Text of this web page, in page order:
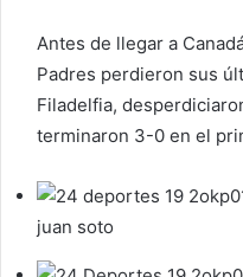
ó
n
i
c
Antes de llegar a
Padres perdieron sus
Filadelfia,
terminaron 3-0 en el
juan soto